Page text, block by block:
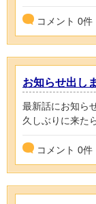
コメント 0件
お知らせ出し
最新話にお知ら
久しぶりに来た
コメント 0件